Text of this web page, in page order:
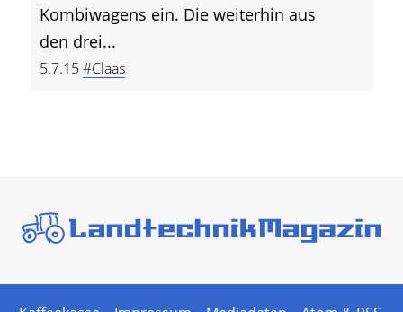
Kombiwagens ein. Die weiterhin aus
den drei...
5.7.15#Claas